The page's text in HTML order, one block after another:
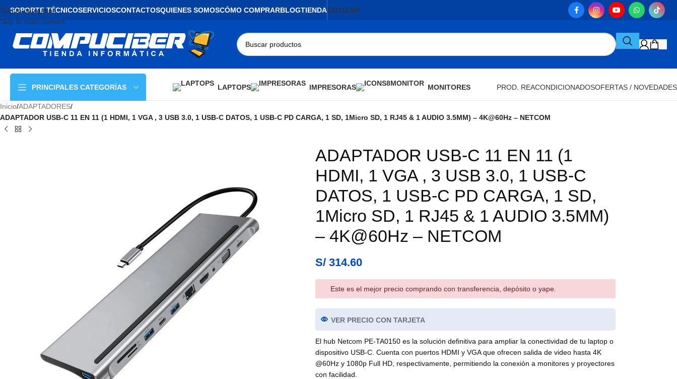
Skip to navigation
Skip to main content
SOPORTE TÉCNICOSERVICIOSCONTACTOSQUIENES SOMOSCÓMO COMPRARBLOGTIENDACOTIZAR
PRINCIPALES CATEGORÍAS LAPTOPS IMPRESORAS MONITORES PROD. REACONDICIONADOSOFERTAS / NOVEDADES
Inicio/ADAPTADORES/
ADAPTADOR USB-C 11 EN 11 (1 HDMI, 1 VGA , 3 USB 3.0, 1 USB-C DATOS, 1 USB-C PD CARGA, 1 SD, 1Micro SD, 1 RJ45 & 1 AUDIO 3.5MM) – 4K@60Hz – NETCOM
ADAPTADOR USB-C 11 EN 11 (1
HDMI, 1 VGA , 3 USB 3.0, 1 USB-C
DATOS, 1 USB-C PD CARGA, 1 SD,
1Micro SD, 1 RJ45 & 1 AUDIO 3.5MM)
– 4K@60Hz – NETCOM
S/314.60
Este es el mejor precio comprando con transferencia, depósito o yape.
VER PRECIO CON TARJETA
El hub Netcom PE-TA0150 es la solución definitiva para ampliar la conectividad de tu laptop o
dispositivo USB-C. Cuenta con puertos HDMI y VGA que ofrecen salida de video hasta 4K
@60Hz y 1080p Full HD, respectivamente, permitiendo la conexión a monitores y proyectores
con facilidad.